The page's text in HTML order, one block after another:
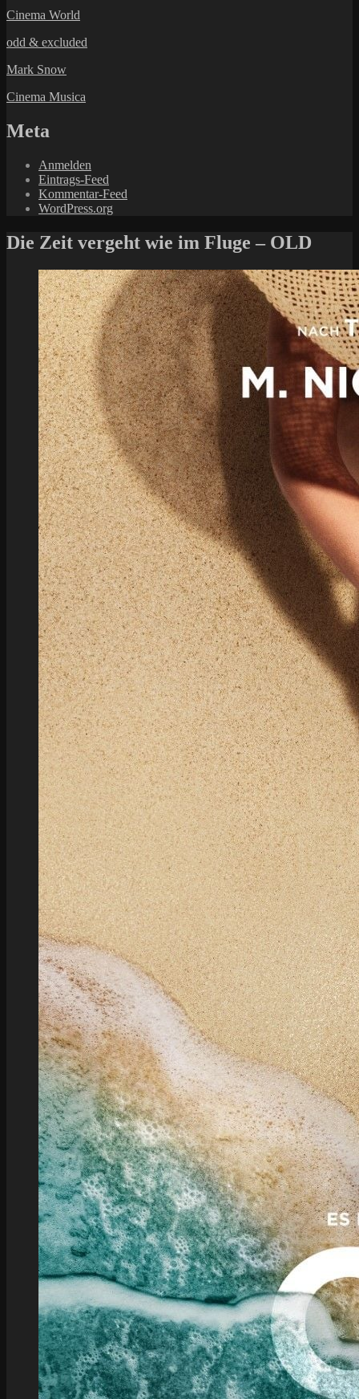
Cinema World
odd & excluded
Mark Snow
Cinema Musica
Meta
Anmelden
Eintrags-Feed
Kommentar-Feed
WordPress.org
Die Zeit vergeht wie im Fluge – OLD